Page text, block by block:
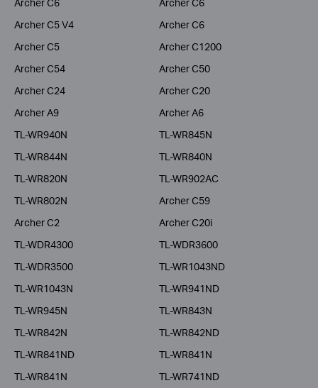
Archer C6
Archer C6
Archer C5 V4
Archer C6
Archer C5
Archer C1200
Archer C54
Archer C50
Archer C24
Archer C20
Archer A9
Archer A6
TL-WR940N
TL-WR845N
TL-WR844N
TL-WR840N
TL-WR820N
TL-WR902AC
TL-WR802N
Archer C59
Archer C2
Archer C20i
TL-WDR4300
TL-WDR3600
TL-WDR3500
TL-WR1043ND
TL-WR1043N
TL-WR941ND
TL-WR945N
TL-WR843N
TL-WR842N
TL-WR842ND
TL-WR841ND
TL-WR841N
TL-WR841N
TL-WR741ND